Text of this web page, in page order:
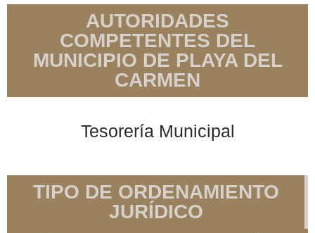
AUTORIDADES
COMPETENTES DEL
MUNICIPIO DE PLAYA DEL
CARMEN
Tesorería Municipal
TIPO DE ORDENAMIENTO
JURÍDICO